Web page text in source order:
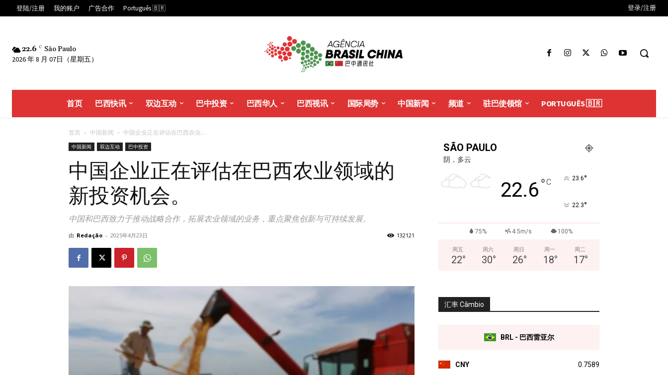
登陆/注册 我的账户 广告合作 Português 🇧🇷 登录/注册
22.6 C São Paulo
2026 年 8 月 07日（星期五）
首页 巴西快讯 双边互动 巴中投资 巴西华人 巴西视讯 国际局势 中国新闻 频道 驻巴使领馆 PORTUGUÊS 🇧🇷
首页 中国新闻 中国企业正在评估在巴西农业...
中国新闻 双边互动 巴中投资
中国企业正在评估在巴西农业领域的
新投资机会。
中国和巴西致力于推动战略合作，拓展农业领域的业务，重点聚焦创新与可持续发展。
由 Redação - 2025年4月23日 132121
SÃO PAULO
阴，多云
22.6°C 23.6°
22.3°
75% 4.5m/s 100%
周五
22°
周六
30°
周日
26°
周一
18°
周二
17°
汇率 Câmbio
BRL - 巴西雷亚尔
CNY 0.7589